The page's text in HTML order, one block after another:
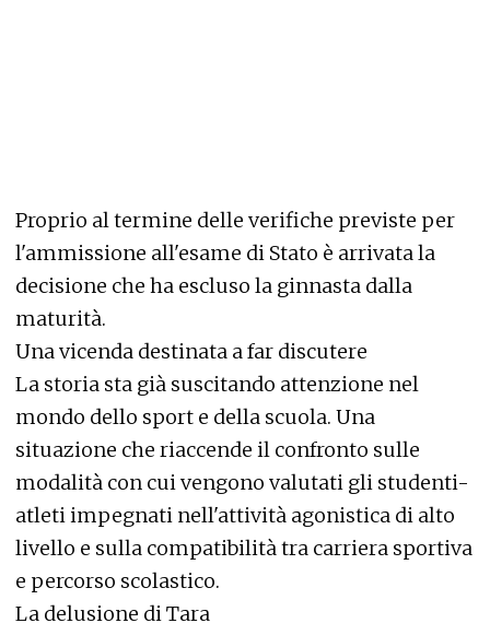
Proprio al termine delle verifiche previste per
l'ammissione all'esame di Stato è arrivata la
decisione che ha escluso la ginnasta dalla
maturità.
Una vicenda destinata a far discutere
La storia sta già suscitando attenzione nel
mondo dello sport e della scuola. Una
situazione che riaccende il confronto sulle
modalità con cui vengono valutati gli studenti-
atleti impegnati nell'attività agonistica di alto
livello e sulla compatibilità tra carriera sportiva
e percorso scolastico.
La delusione di Tara